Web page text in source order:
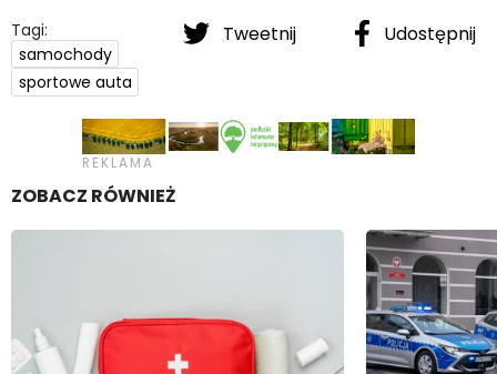
Tweetnij Udostępnij
Tagi:
samochody
sportowe auta
ZOBACZ RÓWNIEŻ